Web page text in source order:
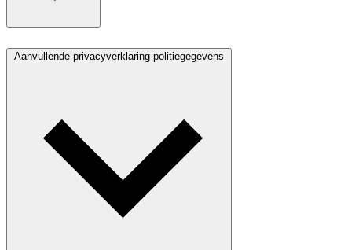
Aanvullende privacyverklaring politiegegevens